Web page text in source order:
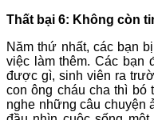
Thất bại 6: Không còn
Năm thứ nhất, các bạn
việc làm thêm. Các bạn
được gì, sinh viên ra
con ông cháu cha thì
nghe những câu chuyện